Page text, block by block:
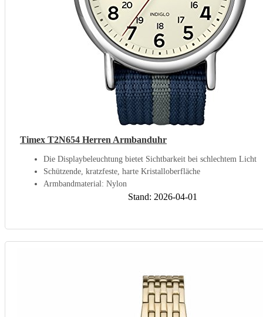
Timex T2N654 Herren Armbanduhr
Die Displaybeleuchtung bietet Sichtbarkeit bei schlechtem Licht
Schützende, kratzfeste, harte Kristalloberfläche
Armbandmaterial: Nylon
Stand: 2026-04-01